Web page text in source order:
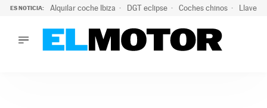
ES NOTICIA: Alquilar coche Ibiza DGT eclipse Coches chinos Llaves